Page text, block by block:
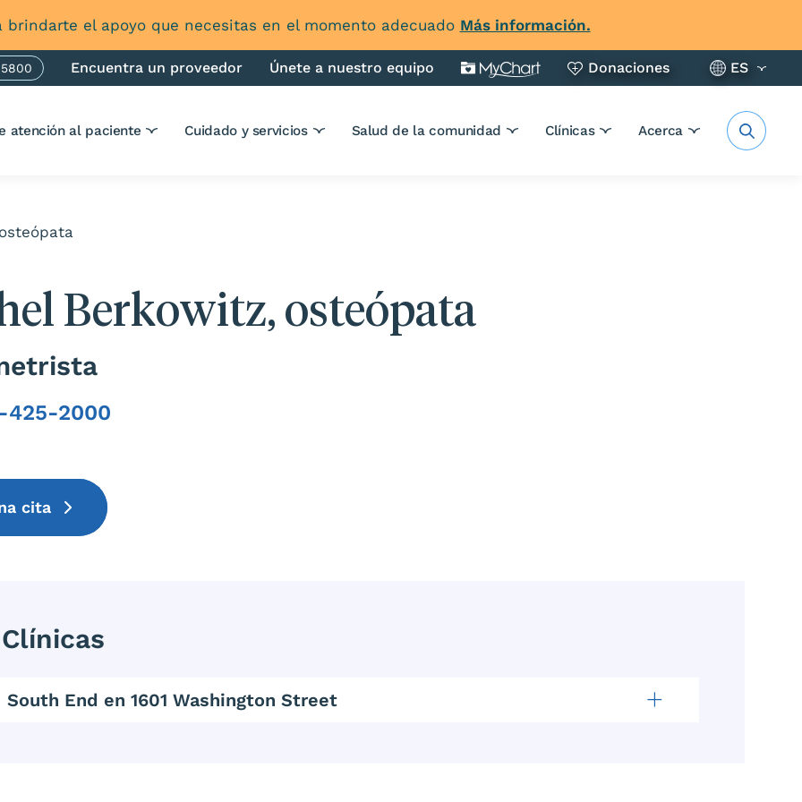
brindarte el apoyo que necesitas en el momento adecuado Más información.
Encuentra un proveedor Únete a nuestro equipo Donaciones ES
atención al paciente Cuidado y servicios Salud de la comunidad Clínicas Acerca
Berkowitz, osteópata
425-2000
Phone
cita
Clínicas
South End en 1601 Washington Street